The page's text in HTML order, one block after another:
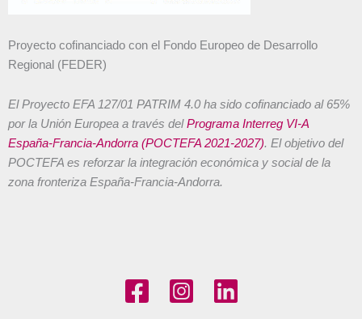
Proyecto cofinanciado con el Fondo Europeo de Desarrollo
Regional (FEDER)
El Proyecto EFA 127/01 PATRIM 4.0 ha sido cofinanciado al 65%
por la Unión Europea a través delPrograma Interreg VI-A
España-Francia-Andorra (POCTEFA 2021-2027). El objetivo del
POCTEFA es reforzar la integración económica y social de la
zona fronteriza España-Francia-Andorra.